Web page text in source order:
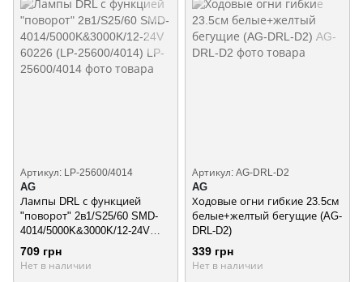
Артикул: LP-25600/4014
AG
Лампы DRL с функцией
"поворот" 2в1/S25/60 SMD-
4014/5000K&3000K/12-24V
60226 (LP-25600/4014)
709 грн
Нет в наличии
Артикул: AG-DRL-D2
AG
Ходовые огни гибкие 23.5см
белые+желтый бегущие (AG-
DRL-D2)
339 грн
Нет в наличии